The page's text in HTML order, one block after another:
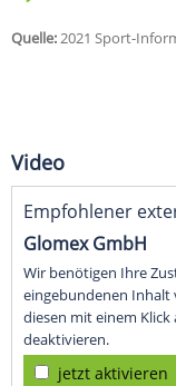
Quelle:2021 Sport-
Video
Empfohlener
Glomex GmbH
Wir benötigen Ihre
eingebundenen Inhalt
diesen mit einem Klick
deaktivieren.
jetzt aktivieren